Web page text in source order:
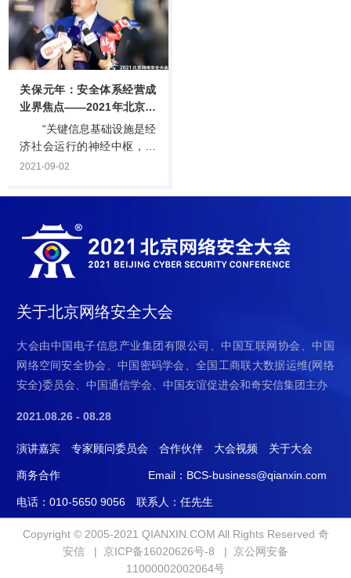
商用密码应用等成为焦
点。...
关保元年：安全体系经营成
业界焦点——2021年北京网
络安全大会扫描
“关键信息基础设施是经
济社会运行的神经中枢，是
当前遭到网络攻击的重点目
重。国务院出台《关键信
2021-09-02
关于北京网络安全大会
大会由中国电子信息产业集团有限公司、中国互联网协会、中国
网络空间安全协会、中国密码学会、全国工商联大数据运维(网络
安全)委员会、中国通信学会、中国友谊促进会和奇安信集团主办
2021.08.26 - 08.28
演讲嘉宾 专家顾问委员会 合作伙伴 大会视频 关于大会
商务合作 Email：BCS-business@qianxin.com
电话：010-5650 9056 联系人：任先生
Copyright © 2005-2021 QIANXIN.COM All Rights Reserved 奇
安信 | 京ICP备16020626号-8 | 京公网安备
11000002002064号